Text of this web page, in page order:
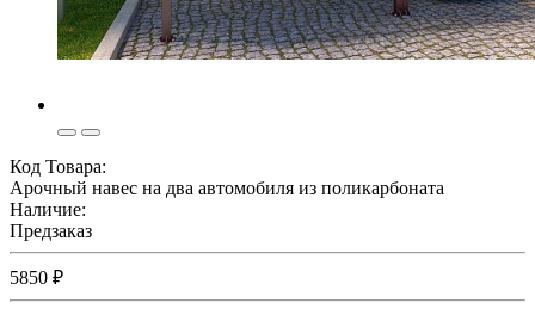
Код Товара:
Арочный навес на два автомобиля из поликарбоната
Наличие:
Предзаказ
5850 ₽